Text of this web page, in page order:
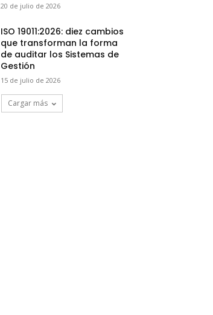
20 de julio de 2026
ISO 19011:2026: diez cambios
que transforman la forma
de auditar los Sistemas de
Gestión
15 de julio de 2026
Cargar más